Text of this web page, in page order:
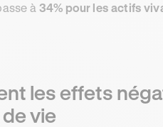
à 34% pour les actifs
les effets
vie